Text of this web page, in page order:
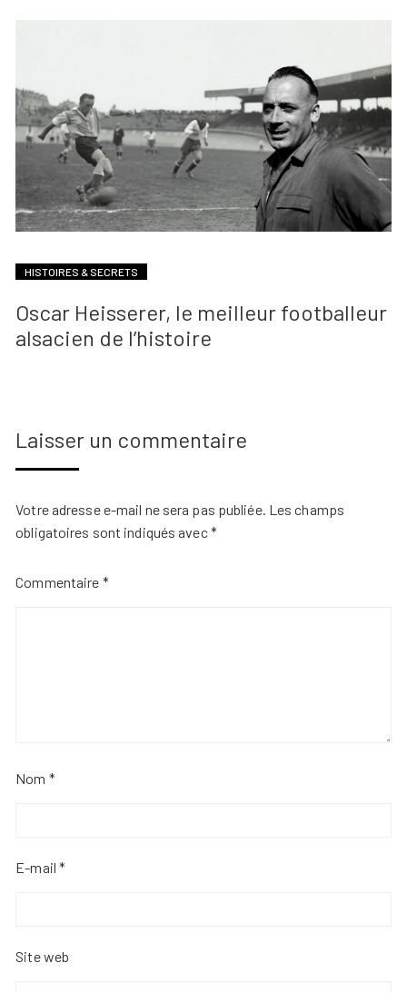
HISTOIRES & SECRETS
Oscar Heisserer, le meilleur footballeur
alsacien de l’histoire
Laisser un commentaire
Votre adresse e-mail ne sera pas publiée. Les champs
obligatoires sont indiqués avec*
Commentaire *
Nom *
E-mail*
Site web